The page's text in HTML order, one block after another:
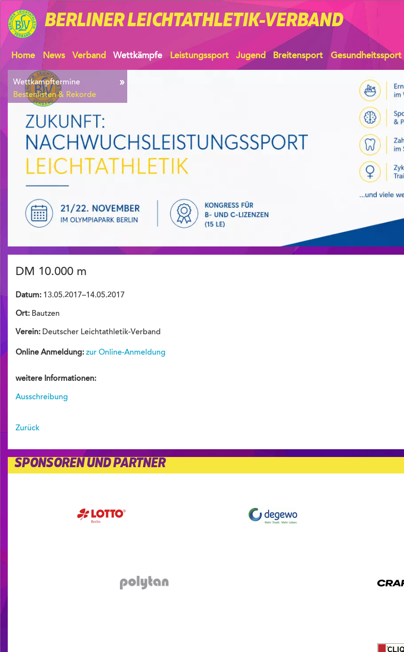
BERLINERLEICHTATHLETIK-VERBAND
Home News Verband Wettkämpfe Leistungssport Jugend Breitensport Gesundheitssport
Wettkampftermine
Bestenlisten & Rekorde
DM 10.000 m
Datum: 13.05.2017–14.05.2017
Ort: Bautzen
Verein: Deutscher Leichtathletik-Verband
Online Anmeldung: zur Online-Anmeldung
weitere Informationen:
Ausschreibung
Zurück
SPONSOREN UND PARTNER